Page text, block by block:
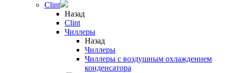
Clint
Назад
Clint
Чиллеры
Назад
Чиллеры
Чиллеры с воздушным охлаждением
конденсатора